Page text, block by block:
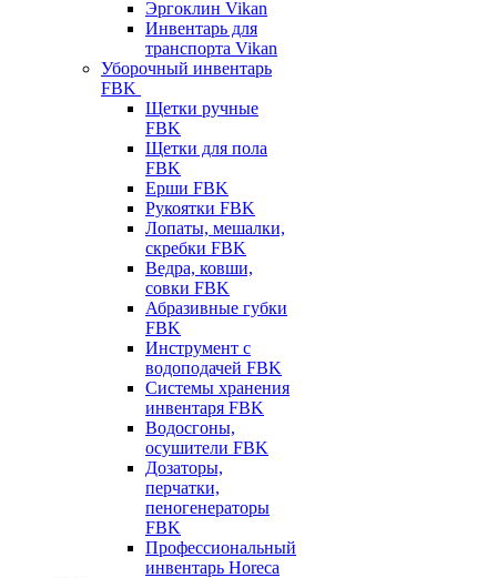
Эргоклин Vikan
Инвентарь для
транспорта Vikan
Уборочный инвентарь
FBK
Щетки ручные
FBK
Щетки для пола
FBK
Ерши FBK
Рукоятки FBK
Лопаты, мешалки,
скребки FBK
Ведра, ковши,
совки FBK
Абразивные губки
FBK
Инструмент с
водоподачей FBK
Системы хранения
инвентаря FBK
Водосгоны,
осушители FBK
Дозаторы,
перчатки,
пеногенераторы
FBK
Профессиональный
инвентарь Horeca